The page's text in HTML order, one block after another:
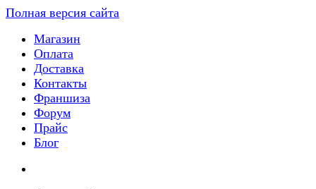
Полная версия сайта
Магазин
Оплата
Доставка
Контакты
Франшиза
Форум
Прайс
Блог